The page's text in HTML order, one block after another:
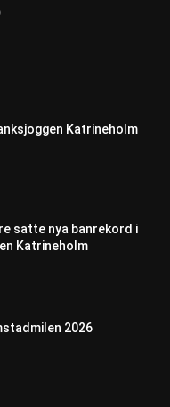
Katrineholm
satte nya banrekord i
Katrineholm
2026